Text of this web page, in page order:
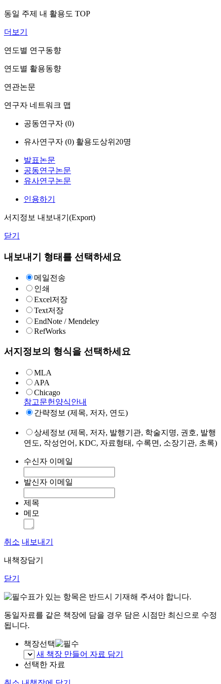
동일 주제 내 활용도 TOP
더보기
연도별 연구동향
연도별 활용동향
연관논문
연구자 네트워크 맵
공동연구자 (0)
유사연구자 (0) 활용도상위20명
발표논문
공동연구논문
유사연구논문
인용하기
서지정보 내보내기(Export)
닫기
내보내기 형태를 선택하세요
메일전송
인쇄
Excel저장
Text저장
EndNote / Mendeley
RefWorks
서지정보의 형식을 선택하세요
MLA
APA
Chicago
참고문헌양식안내
간략정보 (제목, 저자, 연도)
상세정보 (제목, 저자, 발행기관, 학술지명, 권호, 발행
연도, 작성언어, KDC, 자료형태, 수록면, 소장기관, 초록)
수신자 이메일
발신자 이메일
제목
메모
취소 내보내기
내책장담기
닫기
표가 있는 항목은 반드시 기재해 주셔야 합니다.
동일자료를 같은 책장에 담을 경우 담은 시점만 최신으로 수정
됩니다.
책장선택
새 책장 만들어 자료 담기
선택한 자료